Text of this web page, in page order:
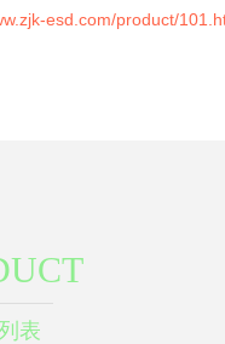
esd.com/product/
表